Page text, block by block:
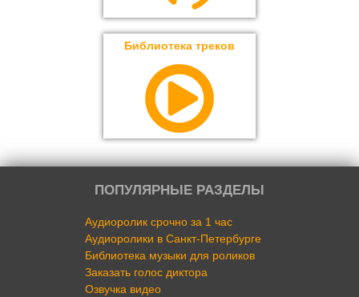
Библиотека треков
ПОПУЛЯРНЫЕ РАЗДЕЛЫ
Аудиоролик срочно за 1 час
Аудиоролики в Санкт-Петербурге
Библиотека музыки для роликов
Заказать голос диктора
Озвучка видео